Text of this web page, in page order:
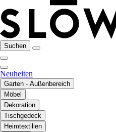
Suchen
Neuheiten
Garten - Außenbereich
Möbel
Dekoration
Tischgedeck
Heimtextilien